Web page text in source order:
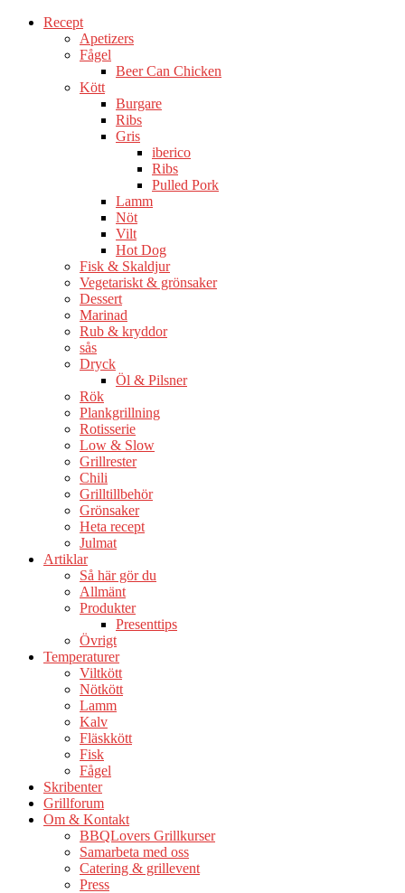
Recept
Apetizers
Fågel
Beer Can Chicken
Kött
Burgare
Ribs
Gris
iberico
Ribs
Pulled Pork
Lamm
Nöt
Vilt
Hot Dog
Fisk & Skaldjur
Vegetariskt & grönsaker
Dessert
Marinad
Rub & kryddor
sås
Dryck
Öl & Pilsner
Rök
Plankgrillning
Rotisserie
Low & Slow
Grillrester
Chili
Grilltillbehör
Grönsaker
Heta recept
Julmat
Artiklar
Så här gör du
Allmänt
Produkter
Presenttips
Övrigt
Temperaturer
Viltkött
Nötkött
Lamm
Kalv
Fläskkött
Fisk
Fågel
Skribenter
Grillforum
Om & Kontakt
BBQLovers Grillkurser
Samarbeta med oss
Catering & grillevent
Press